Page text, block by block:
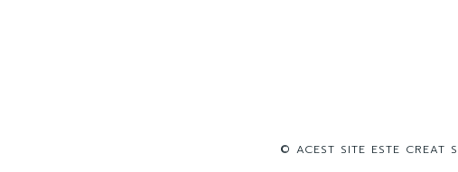
© ACEST SITE ESTE CREAT